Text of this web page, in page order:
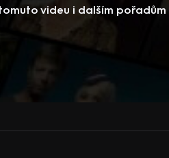
videu i dalším pořadům